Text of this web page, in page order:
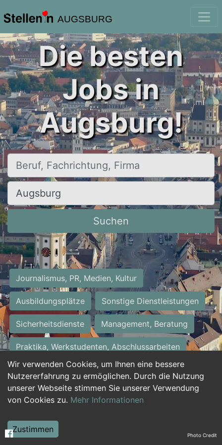
AUGSBURG
Wir verwenden Cookies, um Ihnen eine bessere
Nutzererfahrung zu ermöglichen. Durch die Nutzung
unserer Webseite stimmen Sie unserer Verwendung
von Cookies zu. Mehr Informationen
Zustimmen
Die besten
Jobs in
Augsburg!
Beruf, Fachrichtung, Firma
Ort, Stadt
Suchen
Journalismus, PR, Medien, Kultur
Ausbildungsplätze Sonstige Dienstleistungen
Sicherheitsdienste Management, Beratung
Praktika, Werkstudenten, Abschlussarbeiten
Personalwesen Assistenz, Sekretariat
Hilfskräfte, Aushilfs- und Nebenjobs
Weiterbildung, Studium, duale Ausbildung Photo Credit